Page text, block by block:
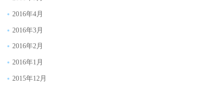
2016年4月
2016年3月
2016年2月
2016年1月
2015年12月